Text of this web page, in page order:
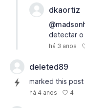
dkaortiz
detectar o
há 3 anos
deleted89
marked this post
há 4 anos 4